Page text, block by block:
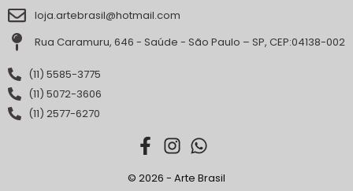
loja.artebrasil@hotmail.com
Rua Caramuru, 646 - Saúde - São Paulo – SP, CEP:04138-002
(11) 5585-3775
(11) 5072-3606
(11) 2577-6270
© 2026 - Arte Brasil